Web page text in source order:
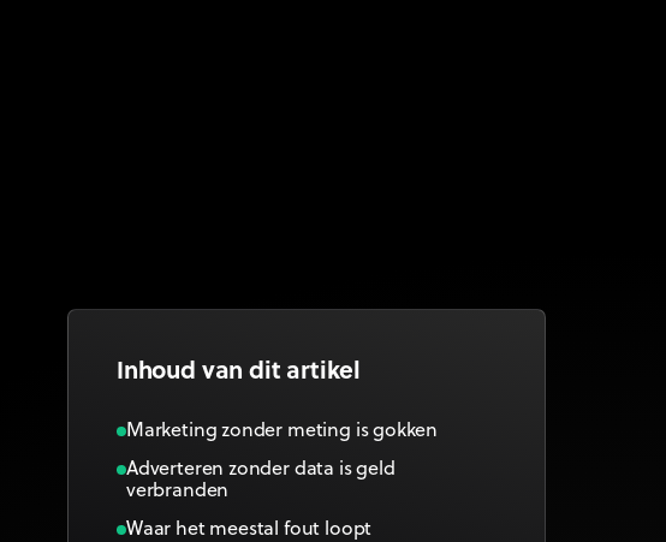
Inhoud van dit artikel
Marketing zonder meting is gokken
Adverteren zonder data is geld
verbranden
Waar het meestal fout loopt